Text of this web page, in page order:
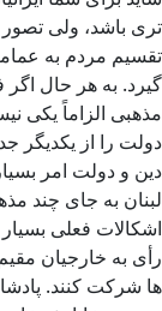
تری باشد، ولی
تقسیم مردم به
گیرد. به هر حال
مذهبی الزاماً یکی
دولت را از یکدیگر
دین و دولت امر
لبنان به جای چند
اشکالات فعلی
رأی به خارجیان مقیم
ها شرکت کنند.